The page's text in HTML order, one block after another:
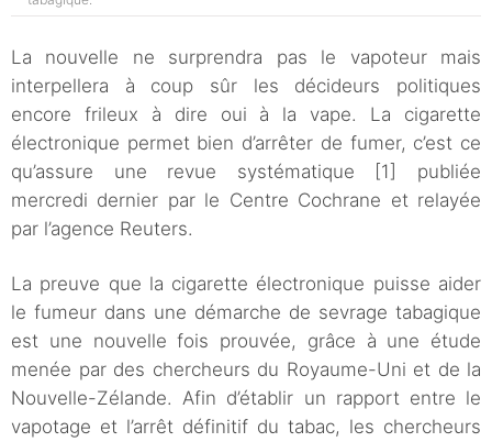
La nouvelle ne surprendra pas le vapoteur mais
interpellera à coup sûr les décideurs politiques
encore frileux à dire oui à la vape. La cigarette
électronique permet bien d’arrêter de fumer, c’est ce
qu’assure une revue systématique [1] publiée
mercredi dernier par le Centre Cochrane et relayée
par l’agence Reuters.
La preuve que la cigarette électronique puisse aider
le fumeur dans une démarche de sevrage tabagique
est une nouvelle fois prouvée, grâce à une étude
menée par des chercheurs du Royaume-Uni et de la
Nouvelle-Zélande. Afin d’établir un rapport entre le
vapotage et l’arrêt définitif du tabac, les chercheurs